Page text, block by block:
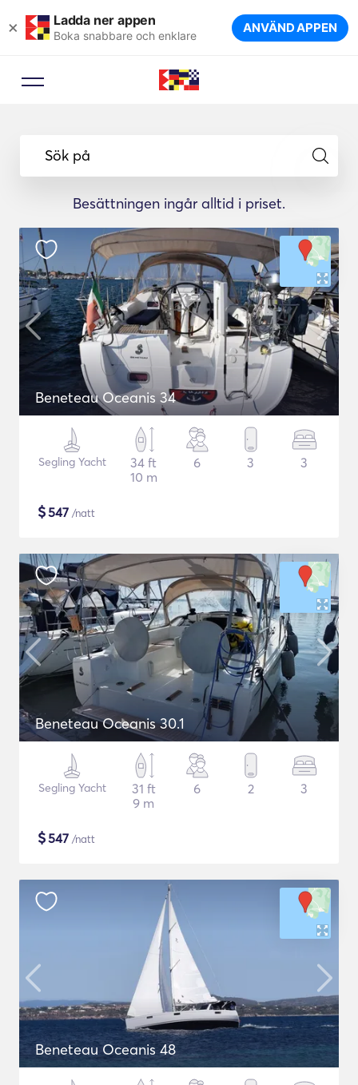
× Ladda ner appen
Boka snabbare och enklare ANVÄND APPEN
Sök på
Besättningen ingår alltid i priset.
Beneteau Oceanis 34
Segling Yacht
34 ft
10 m
6 3 3
$547 /natt
Beneteau Oceanis 30.1
Segling Yacht
31 ft
9 m
6 2 3
$547 /natt
Beneteau Oceanis 48